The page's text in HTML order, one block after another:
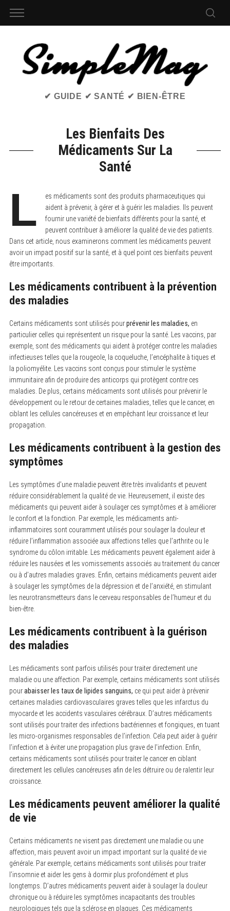
✔ GUIDE ✔ SANTÉ ✔ BIEN-ÊTRE
Les Bienfaits Des
Médicaments Sur La
Santé
L
es médicaments sont des produits pharmaceutiques qui
aident à prévenir, à gérer et à guérir les maladies. Ils peuvent
fournir une variété de bienfaits différents pour la santé, et
peuvent contribuer à améliorer la qualité de vie des patients.
Dans cet article, nous examinerons comment les médicaments peuvent
avoir un impact positif sur la santé, et à quel point ces bienfaits peuvent
être importants.
Les médicaments contribuent à la prévention
des maladies
Certains médicaments sont utilisés pourprévenir les maladies, en
particulier celles qui représentent un risque pour la santé. Les vaccins, par
exemple, sont des médicaments qui aident à protéger contre les maladies
infectieuses telles que la rougeole, la coqueluche, l’encéphalite à tiques et
la poliomyélite. Les vaccins sont conçus pour stimuler le système
immunitaire afin de produire des anticorps qui protègent contre ces
maladies. De plus, certains médicaments sont utilisés pour prévenir le
développement ou le retour de certaines maladies, telles que le cancer, en
ciblant les cellules cancéreuses et en empêchant leur croissance et leur
propagation.
Les médicaments contribuent à la gestion des
symptômes
Les symptômes d’une maladie peuvent être très invalidants et peuvent
réduire considérablement la qualité de vie. Heureusement, il existe des
médicaments qui peuvent aider à soulager ces symptômes et à améliorer
le confort et la fonction. Par exemple, les médicaments anti-
inflammatoires sont couramment utilisés pour soulager la douleur et
réduire l’inflammation associée aux affections telles que l’arthrite ou le
syndrome du côlon irritable. Les médicaments peuvent également aider à
réduire les nausées et les vomissements associés au traitement du cancer
ou à d’autres maladies graves. Enfin, certains médicaments peuvent aider
à soulager les symptômes de la dépression et de l’anxiété, en stimulant
les neurotransmetteurs dans le cerveau responsables de l’humeur et du
bien-être.
Les médicaments contribuent à la guérison
des maladies
Les médicaments sont parfois utilisés pour traiter directement une
maladie ou une affection. Par exemple, certains médicaments sont utilisés
pourabaisser les taux de lipides sanguins, ce qui peut aider à prévenir
certaines maladies cardiovasculaires graves telles que les infarctus du
myocarde et les accidents vasculaires cérébraux. D’autres médicaments
sont utilisés pour traiter des infections bactériennes et fongiques, en tuant
les micro-organismes responsables de l’infection. Cela peut aider à guérir
l’infection et à éviter une propagation plus grave de l’infection. Enfin,
certains médicaments sont utilisés pour traiter le cancer en ciblant
directement les cellules cancéreuses afin de les détruire ou de ralentir leur
croissance.
Les médicaments peuvent améliorer la qualité
de vie
Certains médicaments ne visent pas directement une maladie ou une
affection, mais peuvent avoir un impact important sur la qualité de vie
générale. Par exemple, certains médicaments sont utilisés pour traiter
l’insomnie et aider les gens à dormir plus profondément et plus
longtemps. D’autres médicaments peuvent aider à soulager la douleur
chronique ou à réduire les symptômes incapacitants des troubles
neurologiques tels que la sclérose en plaques. Ces médicaments
S
a
c
h
f
r
: